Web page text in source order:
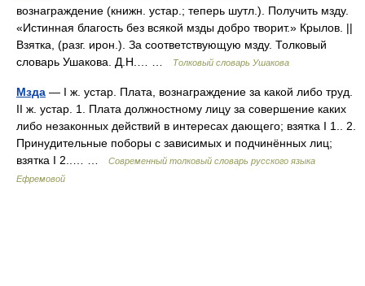
вознаграждение (книжн. устар.; теперь шутл.). Получить мзду.
«Истинная благость без всякой мзды добро творит.» Крылов. ||
Взятка, (разг. ирон.). За соответствующую мзду. Толковый
словарь Ушакова. Д.Н.… …
Толковый словарь Ушакова
Мзда — I ж. устар. Плата, вознаграждение за какой либо труд.
II ж. устар. 1. Плата должностному лицу за совершение каких
либо незаконных действий в интересах дающего; взятка I 1.. 2.
Принудительные поборы с зависимых и подчинённых лиц;
взятка I 2..… …
Современный толковый словарь русского языка
Ефремовой